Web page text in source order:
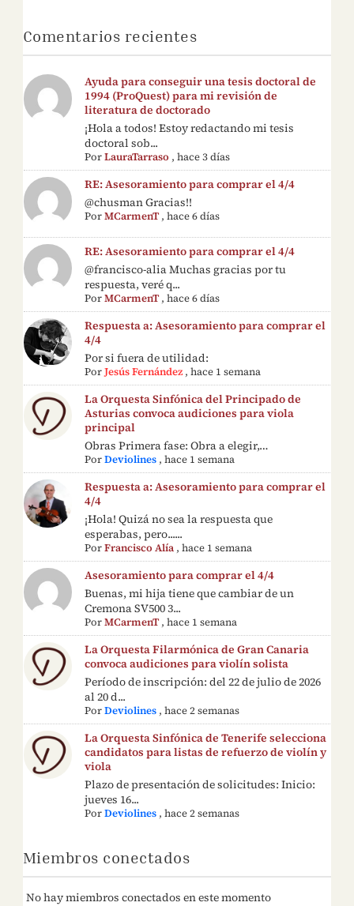
Comentarios recientes
Ayuda para conseguir una tesis doctoral de
1994 (ProQuest) para mi revisión de
literatura de doctorado
¡Hola a todos! Estoy redactando mi tesis
doctoral sob...
PorLauraTarraso ,hace 3 días
RE: Asesoramiento para comprar el 4/4
@chusman Gracias!!
PorMCarmenT,hace 6 días
RE: Asesoramiento para comprar el 4/4
@francisco-alia Muchas gracias por tu
respuesta, veré q...
PorMCarmenT,hace 6 días
Respuesta a: Asesoramiento para comprar el
4/4
Por si fuera de utilidad:
PorJesús Fernández ,hace 1 semana
La Orquesta Sinfónica del Principado de
Asturias convoca audiciones para viola
principal
Obras Primera fase: Obra a elegir,…
PorDeviolines ,hace 1 semana
Respuesta a: Asesoramiento para comprar el
4/4
¡Hola! Quizá no sea la respuesta que
esperabas, pero......
PorFrancisco Alía ,hace 1 semana
Asesoramiento para comprar el 4/4
Buenas, mi hija tiene que cambiar de un
Cremona SV500 3...
PorMCarmenT,hace 1 semana
La Orquesta Filarmónica de Gran Canaria
convoca audiciones para violín solista
Período de inscripción: del 22 de julio de 2026
al 20 d...
PorDeviolines ,hace 2 semanas
La Orquesta Sinfónica de Tenerife selecciona
candidatos para listas de refuerzo de violín y
viola
Plazo de presentación de solicitudes: Inicio:
jueves 16...
PorDeviolines ,hace 2 semanas
Miembros conectados
No hay miembros conectados en este momento